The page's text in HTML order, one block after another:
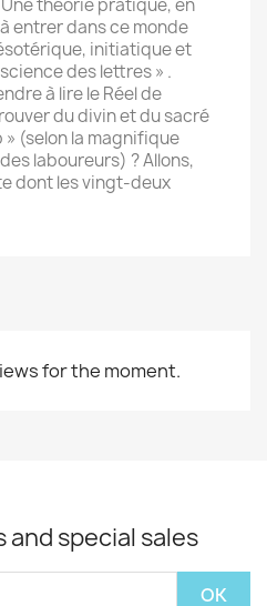
théorie pratique, en
entrer dans ce monde
initiatique et
des lettres » .
à lire le Réel de
du divin et du sacré
(selon la magnifique
laboureurs) ? Allons,
dont les vingt-deux
for the moment.
special sales